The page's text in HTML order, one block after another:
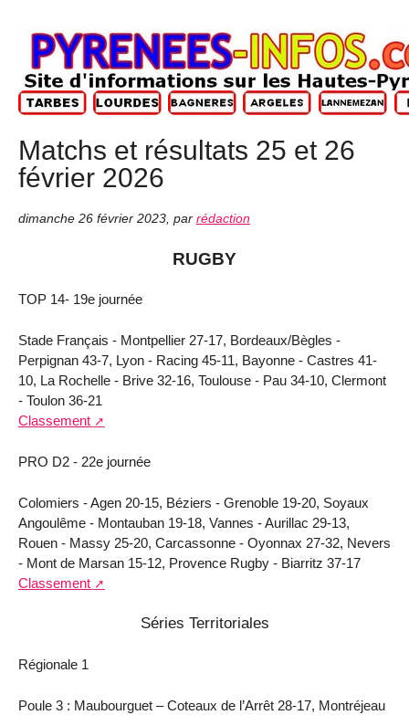
Matchs et résultats 25 et 26
février 2026
dimanche 26 février 2023 par rédaction
RUGBY
TOP 14- 19e journée
Stade Français - Montpellier 27-17, Bordeaux/Bègles -
Perpignan 43-7, Lyon - Racing 45-11, Bayonne - Castres 41-
10, La Rochelle - Brive 32-16, Toulouse - Pau 34-10, Clermont
- Toulon 36-21
Classement
PRO D2 - 22e journée
Colomiers - Agen 20-15, Béziers - Grenoble 19-20, Soyaux
Angoulême - Montauban 19-18, Vannes - Aurillac 29-13,
Rouen - Massy 25-20, Carcassonne - Oyonnax 27-32, Nevers
- Mont de Marsan 15-12, Provence Rugby - Biarritz 37-17
Classement
Séries Territoriales
Régionale 1
Poule 3 : Maubourguet – Coteaux de l’Arrêt 28-17, Montréjeau